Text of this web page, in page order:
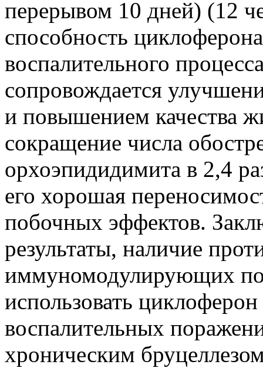
перерывом 10 дней) (12
способность
воспалительного
сопровождается
и повышением качества
сокращение числа
орхоэпидидимита в 2,4
его хорошая
побочных эффектов.
результаты, наличие
иммуномодулирующих
использовать
воспалительных
хроническим